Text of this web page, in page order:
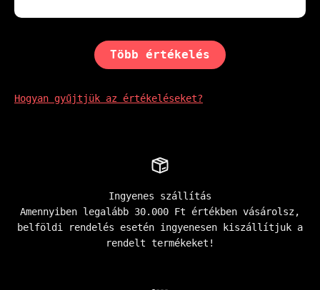
Több értékelés
Hogyan gyűjtjük az értékeléseket?
Ingyenes szállítás
Amennyiben legalább 30.000 Ft értékben vásárolsz,
belföldi rendelés esetén ingyenesen kiszállítjuk a
rendelt termékeket!